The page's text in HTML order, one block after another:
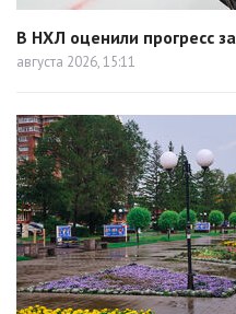
В НХЛ оценили прогресс
августа 2026, 15:11